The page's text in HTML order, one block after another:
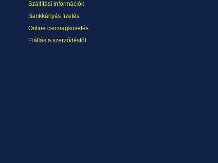
Szállítási információk
Bankkártyás fizetés
Online csomagkövetés
Elállás a szerződéstől